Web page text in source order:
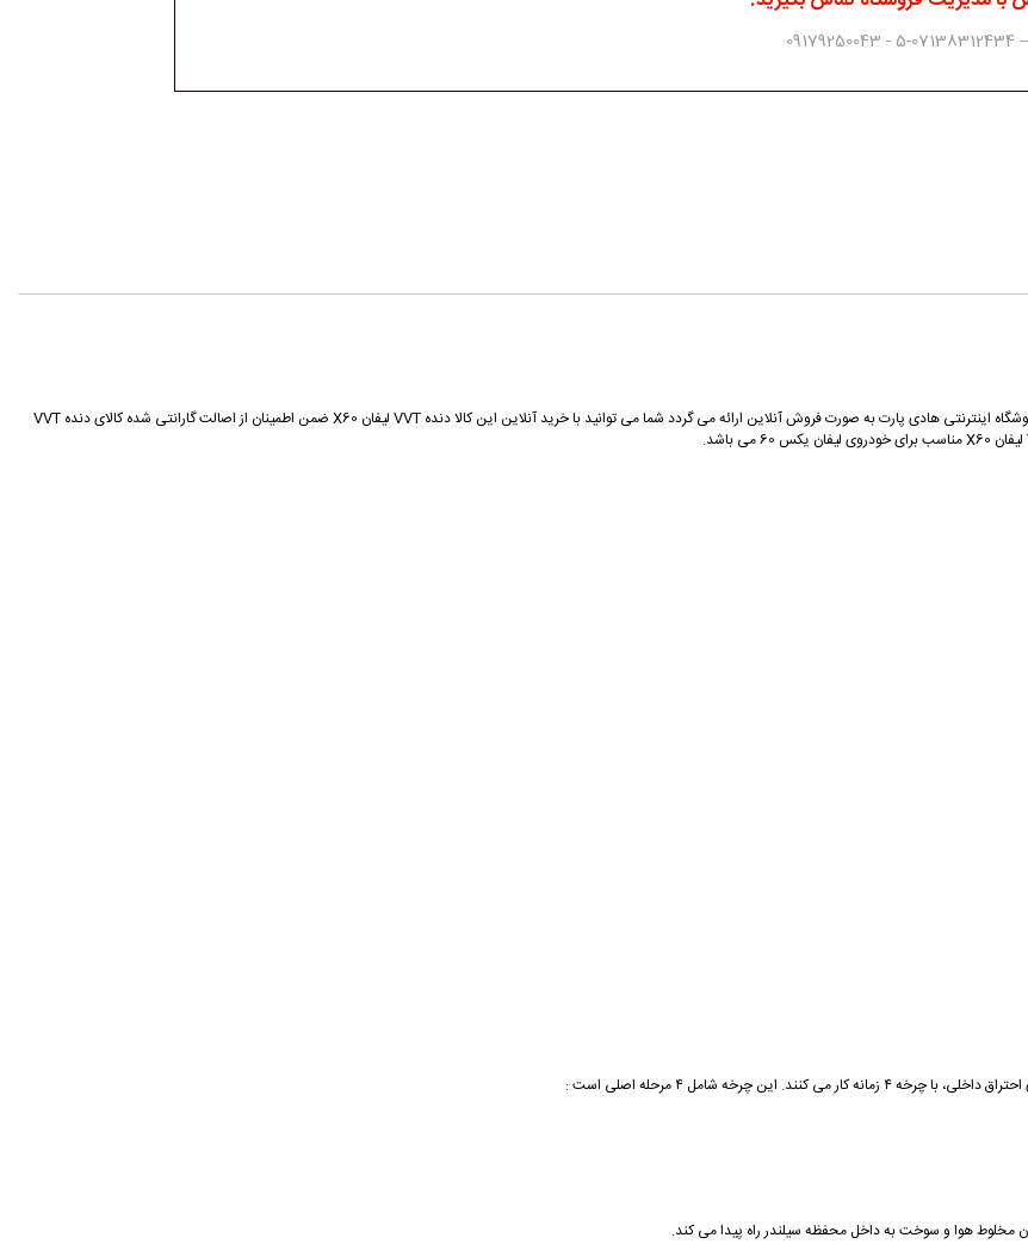
قطعه دنده VVT لیفان X60 از محصولات تولیدی کمپانی لیفان (Lifan Motor) می باشد که توسط فروشگاه اینترنتی هادی پارت به صورت فروش آنلاین ارائه می گردد شما می توانید با خرید آنلاین این کالا دنده VVT لیفان X60 ضمن اطمینان از اصالت گارانتی شده کالای دنده VVT
چرخه شامل ۴ مرحله اصلی است :
هوا و سوخت به داخل محفظه سیلندر راه پیدا می کند.